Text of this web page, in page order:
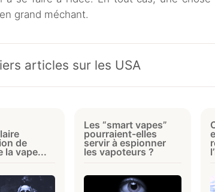
grand méchant.
articles sur les USA
de
la vape...
Les “smart vapes”
pourraient-elles
servir à espionner
les vapoteurs ?